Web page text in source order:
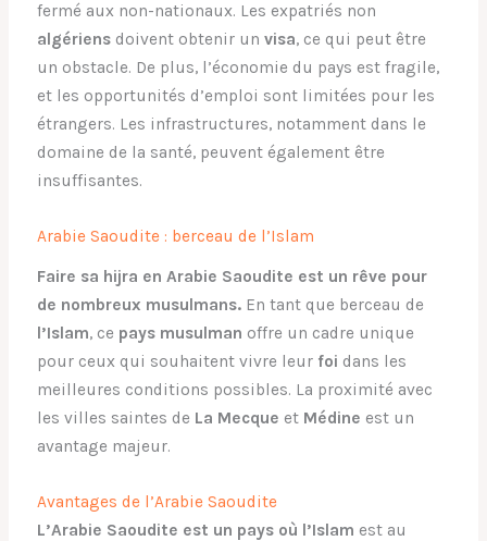
fermé aux non-nationaux. Les expatriés non
algériensdoivent obtenir un visa, ce qui peut être
un obstacle. De plus, l’économie du pays est fragile,
et les opportunités d’emploi sont limitées pour les
étrangers. Les infrastructures, notamment dans le
domaine de la santé, peuvent également être
insuffisantes.
Arabie Saoudite : berceau de l’Islam
Faire sa hijra en Arabie Saoudite est un rêve pour
de nombreux musulmans.En tant que berceau de
l’Islam, ce pays musulman offre un cadre unique
pour ceux qui souhaitent vivre leur foi dans les
meilleures conditions possibles. La proximité avec
les villes saintes de La Mecque et Médine est un
avantage majeur.
Avantages de l’Arabie Saoudite
L’Arabie Saoudite est un pays où l’Islam est au